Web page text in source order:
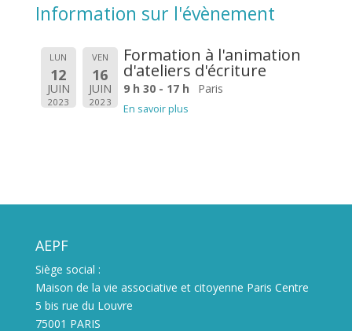
Information sur l'évènement
LUN
12
JUIN
2023
VEN
16
JUIN
2023
Formation à l'animation
d'ateliers d'écriture
9 h 30 - 17 h Paris
En savoir plus
AEPF
Siège social :
Maison de la vie associative et citoyenne Paris Centre
5 bis rue du Louvre
75001 PARIS